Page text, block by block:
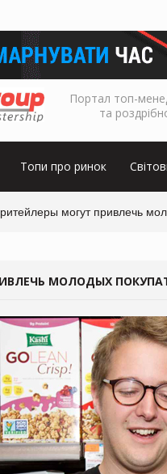
Портал топ-
та
Топи про ринок
могут привлечь
МОЛОДЫХ